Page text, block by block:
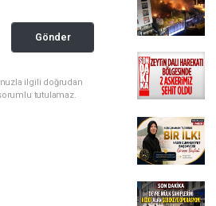
Gönder
ilgili doğrudan
tutulamaz.